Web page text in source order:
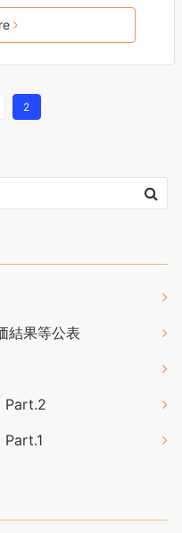
2
結果等公表
Part.2